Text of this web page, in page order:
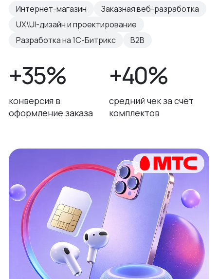
Интернет-магазин
Заказная веб-разработка
UX\UI-дизайн и проектирование
Разработка на 1С-Битрикс
B2B
+35%
конверсия в
оформление заказа
+40%
средний чек за счёт
комплектов